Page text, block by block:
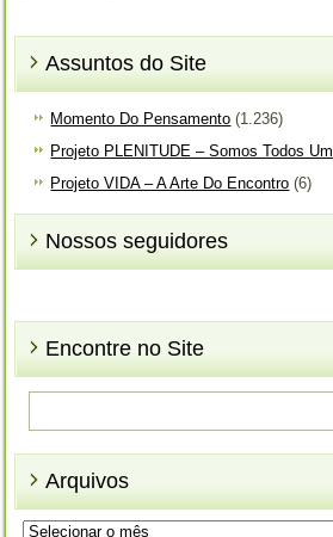
Assuntos do Site
Momento Do Pensamento (1.236)
Projeto PLENITUDE – Somos Todos Um
Projeto VIDA – A Arte Do Encontro (6)
Nossos seguidores
Encontre no Site
Arquivos
Arquivos